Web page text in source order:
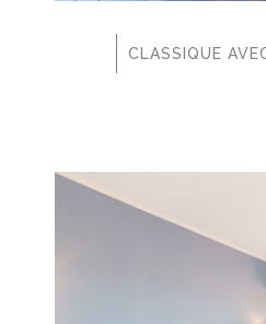
CLASSIQUE